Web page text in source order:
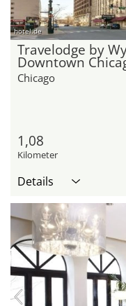
hotel.de
Travelodge by
Downtown
Chicago
1,08
Kilometer
Details